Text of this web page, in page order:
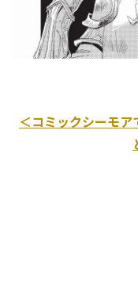
＜コミックシーモ